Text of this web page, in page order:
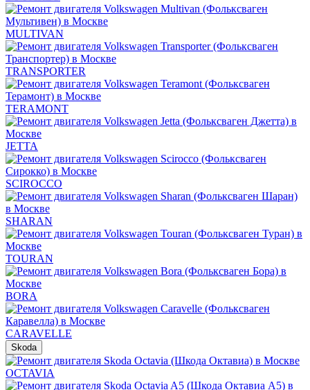
MULTIVAN
TRANSPORTER
TERAMONT
JETTA
SCIROCCO
SHARAN
TOURAN
BORA
CARAVELLE
Skoda
OCTAVIA